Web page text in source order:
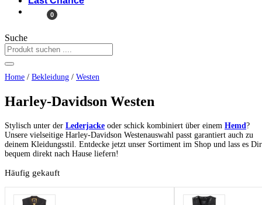
0
Suche
Home / Bekleidung / Westen
Harley-Davidson Westen
Stylisch unter der Lederjacke oder schick kombiniert über einem Hemd?
Unsere vielseitige Harley-Davidson Westenauswahl passt garantiert auch zu
deinem Kleidungsstil. Entdecke jetzt unser Sortiment im Shop und lass es Dir
bequem direkt nach Hause liefern!
Häufig gekauft